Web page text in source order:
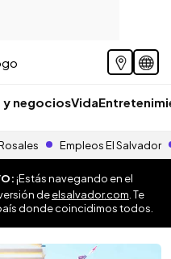
y negociosVida
Empleos El Salvador
¡Estás navegando en el
deelsalvador.com . Te
donde coincidimos todos.